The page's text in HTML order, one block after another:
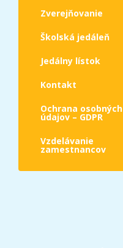
Zverejňovanie
Školská jedáleň
Jedálny lístok
Kontakt
Ochrana osobných
údajov – GDPR
Vzdelávanie
zamestnancov